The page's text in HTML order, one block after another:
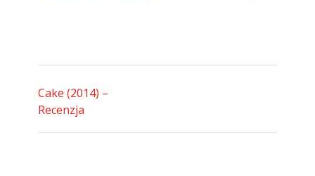
Cake (2014) –
Recenzja